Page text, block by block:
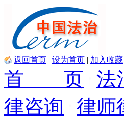
返回首页 | 设为首页 | 加入收藏
首 页 法
律咨询
律师